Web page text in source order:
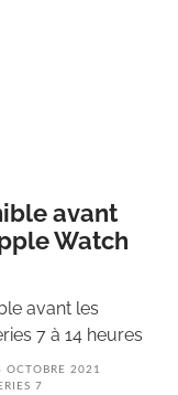
avant
Watch
avant les
7 à 14 heures
OCTOBRE 2021
7